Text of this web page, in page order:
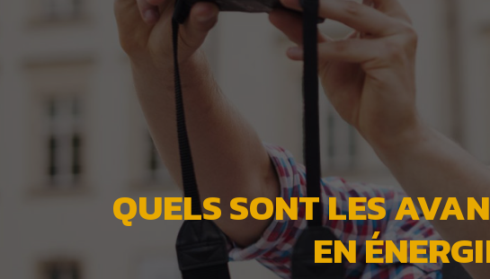
QUELS SONT LES
EN